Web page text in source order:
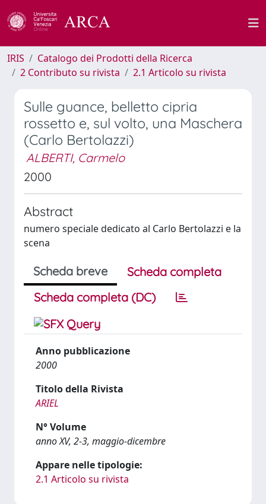
IRIS
Catalogo dei Prodotti della Ricerca
2 Contributo su rivista
2.1 Articolo su rivista
Sulle guance, belletto cipria
rossetto e, sul volto, una Maschera
(Carlo Bertolazzi)
ALBERTI, Carmelo
2000
Abstract
numero speciale dedicato al Carlo Bertolazzi e la
scena
Scheda breve
Scheda completa
Scheda completa (DC)
Anno pubblicazione
2000
Titolo della Rivista
ARIEL
N° Volume
anno XV, 2-3, maggio-dicembre
Appare nelle tipologie:
2.1 Articolo su rivista